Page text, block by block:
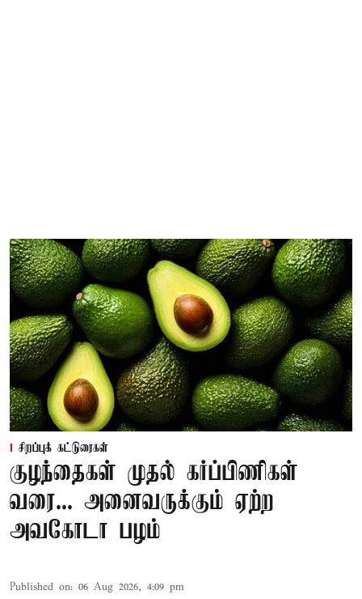
சிறப்புக் கட்டுரைகள்
குழந்தைகள் முதல் கர்ப்பிணிகள்
வரை... அனைவருக்கும் ஏற்ற
அவகோடா பழம்
Published on: 06 Aug 2026, 4:09 pm